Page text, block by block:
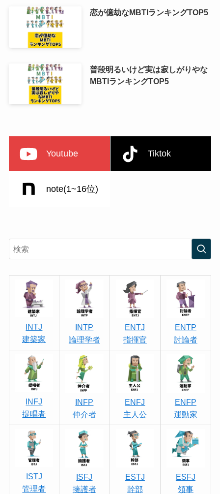
恋が億劫なMBTIランキングTOP5
普段明るいけど実は寂しがりやな
MBTIランキングTOP5
Youtube Tiktok
note(1~16位)
INTJ
建築家
INTP
論理学者
ENTJ
指揮官
ENTP
討論者
INFJ
提唱者
INFP
仲介者
ENFJ
主人公
ENFP
運動家
ISTJ
管理者
ISFJ
擁護者
ESTJ
幹部
ESFJ
領事